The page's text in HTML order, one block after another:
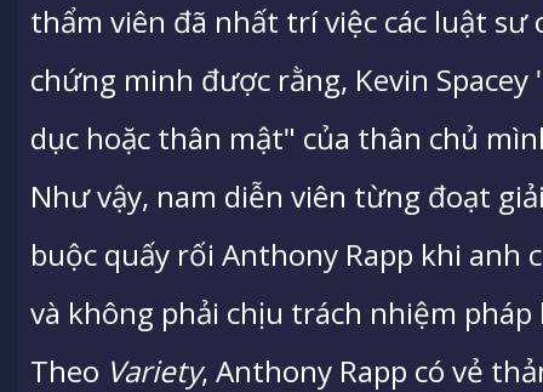
thẩm viên đã nhất trí việc các luật sư
chứng minh được rằng, Kevin
dục hoặc thân mật" của thân chủ
Như vậy, nam diễn viên từng đoạt
buộc quấy rối Anthony Rapp khi anh
và không phải chịu trách nhiệm pháp
Theo Variety, Anthony Rapp có vẻ